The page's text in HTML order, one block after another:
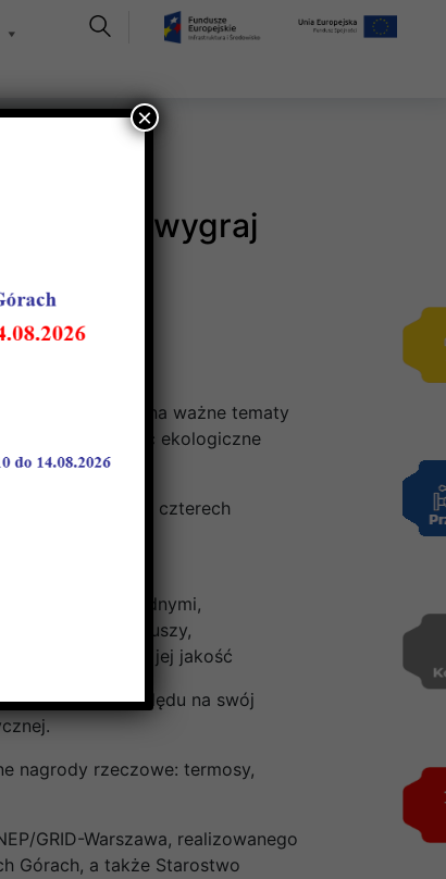
wiedzę i wygraj
wiedzę na ważne tematy
jak i promować ekologiczne
zawartych w czterech
z zasobami wodnymi,
suszy,
i zapewniana jej jakość
Ze względu na swój
nagrody rzeczowe: termosy,
GRID-Warszawa, realizowanego
Górach, a także Starostwo
×